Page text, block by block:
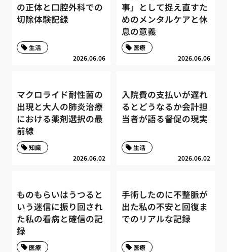
の正体と口腔外科での
切除体験記録
2026.06.06
生活
事」として捉え直すた
めのメンタルケアと休
息の意義
2026.06.06
医療
マクロライド耐性菌の
出現と大人の肺炎治療
における薬剤選択の最
前線
2026.06.02
知識
入院費の支払いが遅れ
るとどうなるか会計担
当者が語る督促の現実
2026.06.02
生活
ものもらいはうつると
いう迷信に振り回され
た私の看病と確信の記
録
医療
手術したのに不整脈が
出た私の不安と回復ま
でのリアルな記録
医療